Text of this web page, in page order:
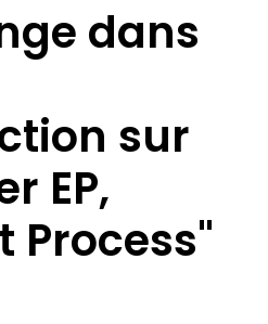
dans
sur
EP,
Process"